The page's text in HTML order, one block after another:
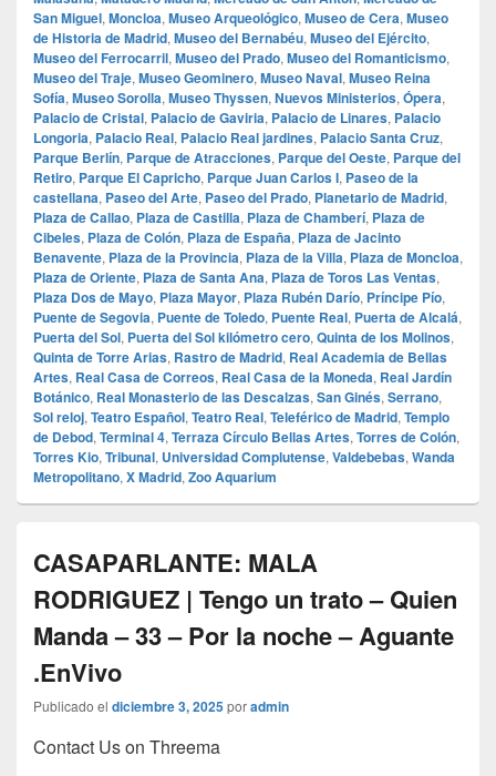
San Miguel, Moncloa, Museo Arqueológico, Museo de Cera, Museo
de Historia de Madrid, Museo del Bernabéu, Museo del Ejército,
Museo del Ferrocarril, Museo del Prado, Museo del Romanticismo,
Museo del Traje, Museo Geominero, Museo Naval, Museo Reina
Sofía, Museo Sorolla, Museo Thyssen, Nuevos Ministerios, Ópera,
Palacio de Cristal, Palacio de Gaviria, Palacio de Linares, Palacio
Longoria, Palacio Real, Palacio Real jardines, Palacio Santa Cruz,
Parque Berlín, Parque de Atracciones, Parque del Oeste, Parque del
Retiro, Parque El Capricho, Parque Juan Carlos I, Paseo de la
castellana, Paseo del Arte, Paseo del Prado, Planetario de Madrid,
Plaza de Callao, Plaza de Castilla, Plaza de Chamberí, Plaza de
Cibeles, Plaza de Colón, Plaza de España, Plaza de Jacinto
Benavente, Plaza de la Provincia, Plaza de la Villa, Plaza de Moncloa,
Plaza de Oriente, Plaza de Santa Ana, Plaza de Toros Las Ventas,
Plaza Dos de Mayo, Plaza Mayor, Plaza Rubén Darío, Príncipe Pío,
Puente de Segovia, Puente de Toledo, Puente Real, Puerta de Alcalá,
Puerta del Sol, Puerta del Sol kilómetro cero, Quinta de los Molinos,
Quinta de Torre Arias, Rastro de Madrid, Real Academia de Bellas
Artes, Real Casa de Correos, Real Casa de la Moneda, Real Jardín
Botánico, Real Monasterio de las Descalzas, San Ginés, Serrano,
Sol reloj, Teatro Español, Teatro Real, Teleférico de Madrid, Templo
de Debod, Terminal 4, Terraza Círculo Bellas Artes, Torres de Colón,
Torres Kio, Tribunal, Universidad Complutense, Valdebebas, Wanda
Metropolitano, X Madrid, Zoo Aquarium
CASAPARLANTE: MALA
RODRIGUEZ | Tengo un trato – Quien
Manda – 33 – Por la noche – Aguante
.EnVivo
Publicado el diciembre 3, 2025poradmin
Contact Us on Threema